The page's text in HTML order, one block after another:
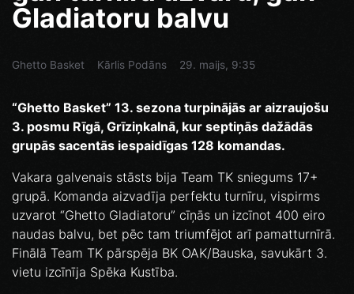
Gladiatoru balvu
Ghetto Basket Kārlis Podāns 29. maijs, 9:35
“Ghetto Basket” 13. sezona turpinājās ar aizraujošu
3. posmu Rīgā, Grīziņkalnā, kur septiņās dažādās
grupās sacentās iespaidīgas 128 komandas.
Vakara galvenais stāsts bija Team TK sniegums 17+
grupā. Komanda aizvadīja perfektu turnīru, vispirms
uzvarot “Ghetto Gladiatoru” cīņās un izcīnot 400 eiro
naudas balvu, bet pēc tam triumfējot arī pamatturnīrā.
Finālā Team TK pārspēja BK OAK/Bauska, savukārt 3.
vietu izcīnīja Spēka Kustība.